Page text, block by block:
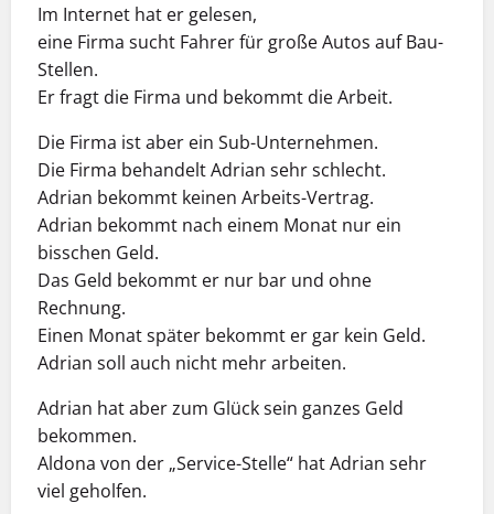
Im Internet hat er gelesen,
eine Firma sucht Fahrer für große Autos auf Bau-
Stellen.
Er fragt die Firma und bekommt die Arbeit.
Die Firma ist aber ein Sub-Unternehmen.
Die Firma behandelt Adrian sehr schlecht.
Adrian bekommt keinen Arbeits-Vertrag.
Adrian bekommt nach einem Monat nur ein
bisschen Geld.
Das Geld bekommt er nur bar und ohne
Rechnung.
Einen Monat später bekommt er gar kein Geld.
Adrian soll auch nicht mehr arbeiten.
Adrian hat aber zum Glück sein ganzes Geld
bekommen.
Aldona von der „Service-Stelle“ hat Adrian sehr
viel geholfen.